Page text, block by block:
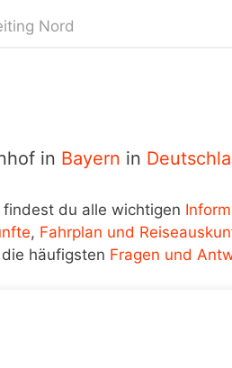
Nord
in Bayern in
findest du alle wichtigen
, Fahrplan und
häufigsten Fragen und